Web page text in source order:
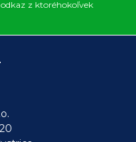
z ktoréhokoľvek